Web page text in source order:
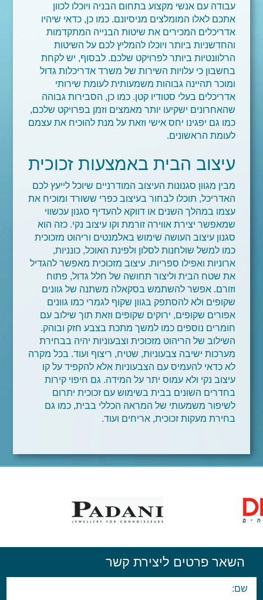
עבודה עם אנשי מקצוע בתחום הבניה ויוכלו לכוון
אתכם לאלו המומלצים מניסיונם. כמו כן, כדאי שיהיו
אדריכלים המכירים את שיטות הבנייה המתקדמות
והחדשניות ביותר ויוכלו להמליץ לכם על השיטות
הרלוונטיות ביותר לפרויקט שלכם. לבסוף, יש לקחת
בחשבון כי עלויות השירות של משרד אדריכלות גדול
ומוכר תהיינה גבוהות משמעותית לעומת שירותי
אדריכלים בעלי סטודיו קטן. כמו כן, הסבירות גבוהה
שהאחרונים ישקיעו יותר מאמצים וזמן בפרויקט שלכם,
כמו גם יפגינו יחס אישי וזאת על מנת להוכיח את עצמם
לעומת הראשונים.
עיצוב הבית באמצעות זכוכית
מבין מגוון סגנונות העיצוב המודרניים שיוכל לייעץ לכם
האדריכל, תוכלו לבחור בעיצוב כפרי ששורד ומוכיח את
עצמו במהלך השנים או דווקא להעדיף סגנון עכשווי
שמאפשר יצירת אווירה זורמת וקו עיצוב נקי. כזה הוא
סגנון עיצוב העושה שימוש באלמנטים וריהוט מזכוכית
כמו למשל שולחנות לסלון ולפינת האוכל, כונניות,
ארוניות ואפילו ספריות. עיצוב מזכוכית מאפשר להגדיל
את שטח הבית וליצור תחושה של חלל גדול, פתוח
וזורם. אפשר להשתמש בסקאלה משתנה של גוונים
שקופים ולא להסתפק בגוון שקוף לגמרי כמו גוונים
אפורים שקופים, ירוקים שקופים וזאת תוך שילוב עם
חומרים נוספים כמו למשך מתכת בצבע חזק ובוהק.
השילוב של הריהוט מזכוכית וצבעוניות יהיה בבחירת
מערכות ישיבה צבעוניות, שטיח, ריצוף ועוד. בכל מקרה
לא כדאי להעמיס עם הצבעוניות אלא להקפיד על קו
עיצוב נקי ולא עמוס יתר על המידה. גם חיפוי קירות
בחדרים השונים בבית בשימוש עם זכוכית יתרום
לשיפור משמעותי של המראה הכללי בבית, כמו גם
בחירת מעקות זכוכית, אריחים ועוד.
השאר פרטים ליצירת קשר